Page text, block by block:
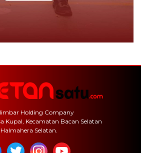
Holding Company
Kupal, Kecamatan Bacan Selatan
Halmahera Selatan.